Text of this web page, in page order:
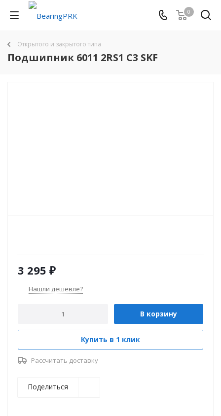
0
Открытого и закрытого типа
Подшипник 6011 2RS1 C3 SKF
3 295 ₽
Нашли дешевле?
В корзину
Купить в 1 клик
Рассчитать доставку
Поделиться